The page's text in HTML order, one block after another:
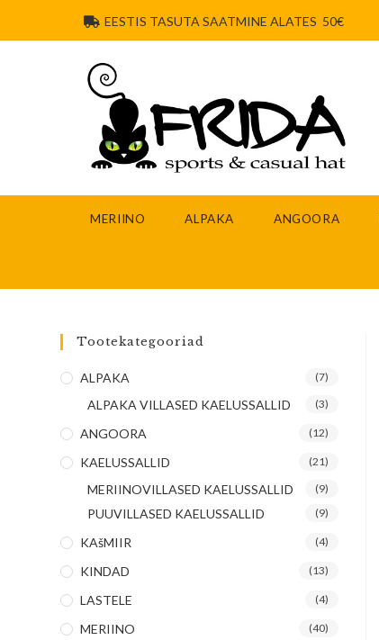
EESTIS TASUTA SAATMINE ALATES 50€
MERIINO ALPAKA ANGOORA
Tootekategooriad
ALPAKA (7)
ALPAKA VILLASED KAELUSSALLID (3)
ANGOORA (12)
KAELUSSALLID (21)
MERIINOVILLASED KAELUSSALLID (9)
PUUVILLASED KAELUSSALLID (9)
KAšMIIR (4)
KINDAD (13)
LASTELE (4)
MERIINO (40)